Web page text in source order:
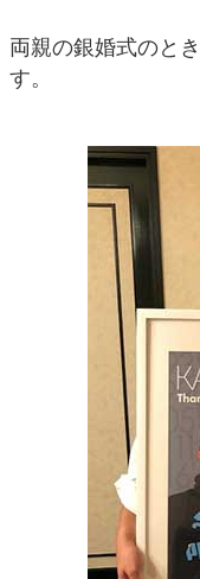
両親の銀婚式のと
す。